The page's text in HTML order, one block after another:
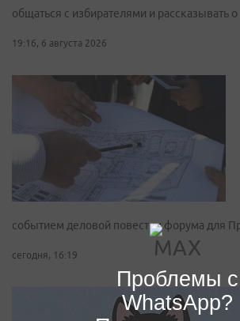
общаться с избирателями и рассказывать
19:16, 6 августа 2026
событием деловой повестки форума для
сегодня, 16:19
Проблемы с
WhatsApp?